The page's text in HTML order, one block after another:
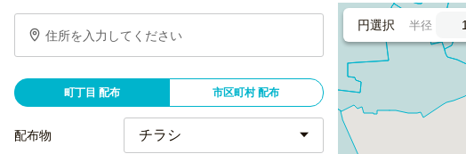
テ
グ
ラ
住所を入力してください
町丁目 配布 市区町村 配布
配布物
円選択 半径